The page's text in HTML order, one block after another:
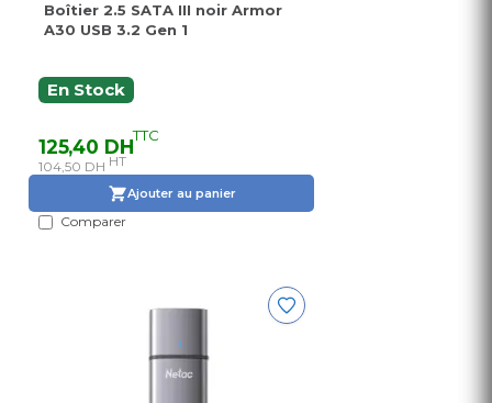
Boîtier 2.5 SATA III noir Armor
A30 USB 3.2 Gen 1
En Stock
125,40 DHTTC
104,50 DH HT
Ajouter au panier
Comparer